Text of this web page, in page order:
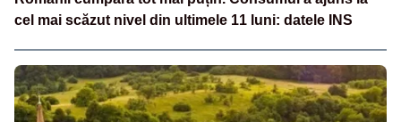
cel mai scăzut nivel din ultimele 11 luni: datele INS